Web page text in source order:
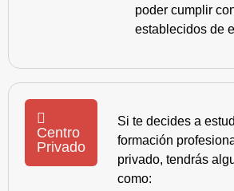
poder cumplir
establecidos de
Centro
Privado
Si te decides a
formación
privado, tendrás
como: